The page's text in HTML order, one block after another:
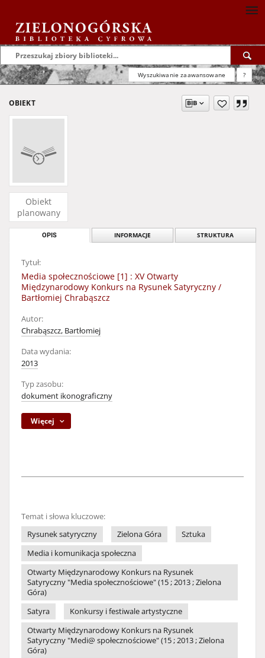
Wyszukiwanie zaawansowane ?
OBIEKT
Obiekt
planowany
OPIS INFORMACJE STRUKTURA
Tytuł:
Media społecznościowe [1] : XV Otwarty
Międzynarodowy Konkurs na Rysunek Satyryczny /
Bartłomiej Chrabąszcz
Autor:
Chrabąszcz, Bartłomiej
Data wydania:
2013
Typ zasobu:
dokument ikonograficzny
Więcej
Temat i słowa kluczowe:
Rysunek satyryczny
Zielona Góra
Sztuka
Media i komunikacja społeczna
Otwarty Międzynarodowy Konkurs na Rysunek
Satyryczny "Media społecznościowe" (15 ; 2013 ; Zielona
Góra)
Satyra
Konkursy i festiwale artystyczne
Otwarty Międzynarodowy Konkurs na Rysunek
Satyryczny "Medi@ społecznościowe" (15 ; 2013 ; Zielona
Góra)